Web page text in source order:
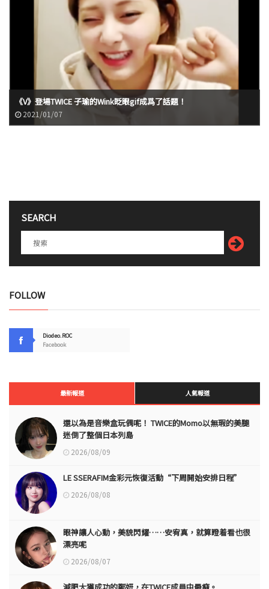
《V》登場TWICE 子瑜的Wink眨眼gif成爲了話題！
2021/01/07
SEARCH
FOLLOW
Diodeo.ROC
Facebook
最新報道 人氣報道
還以為是音樂盒玩偶呢！ TWICE的Momo以無瑕的美腿
迷倒了整個日本列島
2026/08/09
LE SSERAFIM金彩元恢復活動“下周開始安排日程”
2026/08/08
眼神讓人心動，美貌閃耀……安宥真，就算瞪着看也很
漂亮呢
2026/08/07